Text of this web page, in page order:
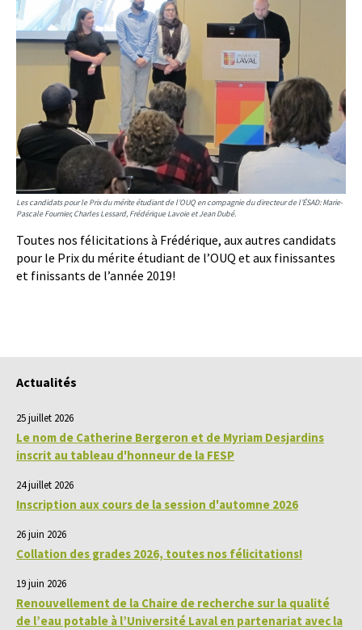
Les candidats pour le Prix du mérite étudiant de l’OUQ en compagnie du directeur de l’ÉSAD: Marie-
Pascale Fournier, Charles Lessard, Frédérique Lavoie et Jean Dubé.
Toutes nos félicitations à Frédérique, aux autres candidats
pour le Prix du mérite étudiant de l’OUQ et aux finissantes
et finissants de l’année 2019!
Actualités
25 juillet 2026
Le nom de Catherine Bergeron et de Myriam Desjardins
inscrit au tableau d'honneur de la FESP
24 juillet 2026
Inscription aux cours de la session d'automne 2026
26 juin 2026
Collation des grades 2026, toutes nos félicitations!
19 juin 2026
Renouvellement de la Chaire de recherche sur la qualité
de l’eau potable à l’Université Laval en partenariat avec la